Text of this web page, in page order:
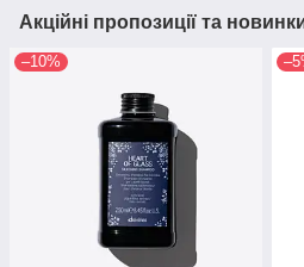
Акційні пропозиції та
–10%